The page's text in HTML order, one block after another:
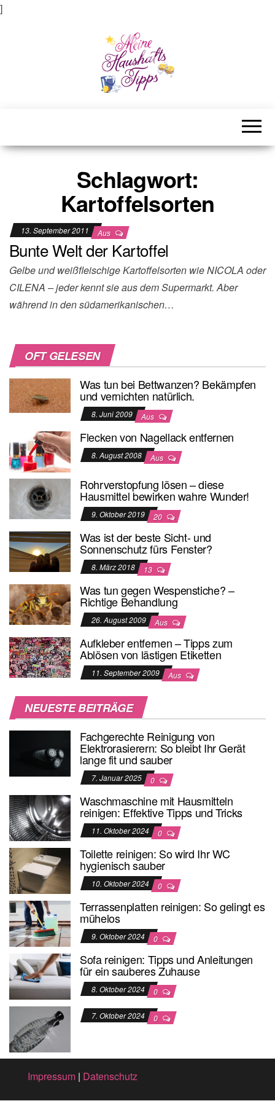
]
Schlagwort:
Kartoffelsorten
13. September 2011 Aus
Bunte Welt der Kartoffel
Gelbe und weißfleischige Kartoffelsorten wie NICOLA oder
CILENA – jeder kennt sie aus dem Supermarkt. Aber
während in den südamerikanischen…
OFT GELESEN
Was tun bei Bettwanzen? Bekämpfen
und vernichten natürlich.
8. Juni 2009 Aus
Flecken von Nagellack entfernen
8. August 2008 Aus
Rohrverstopfung lösen – diese
Hausmittel bewirken wahre Wunder!
9. Oktober 2019 20
Was ist der beste Sicht- und
Sonnenschutz fürs Fenster?
8. März 2018 13
Was tun gegen Wespenstiche? –
Richtige Behandlung
26. August 2009 Aus
Aufkleber entfernen – Tipps zum
Ablösen von lästigen Etiketten
11. September 2009 Aus
NEUESTE BEITRÄGE
Fachgerechte Reinigung von
Elektrorasierern: So bleibt Ihr Gerät
lange fit und sauber
7. Januar 2025 0
Waschmaschine mit Hausmitteln
reinigen: Effektive Tipps und Tricks
11. Oktober 2024 0
Toilette reinigen: So wird Ihr WC
hygienisch sauber
10. Oktober 2024 0
Terrassenplatten reinigen: So gelingt es
mühelos
9. Oktober 2024 0
Sofa reinigen: Tipps und Anleitungen
für ein sauberes Zuhause
8. Oktober 2024 0
7. Oktober 2024 0
Impressum | Datenschutz